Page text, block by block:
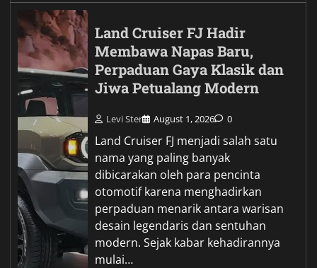
Land Cruiser FJ Hadir
Membawa Napas Baru,
Perpaduan Gaya Klasik dan
Jiwa Petualang Modern
Levi Ster August 1, 2026 0
Land Cruiser FJ menjadi salah satu
nama yang paling banyak
dibicarakan oleh para pencinta
otomotif karena menghadirkan
perpaduan menarik antara warisan
desain legendaris dan sentuhan
modern. Sejak kabar kehadirannya
mulai…